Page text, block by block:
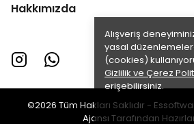
Alışveriş
yasal
(cookies)
Gizlilik ve Çerez
erişebilirsiniz.
Hakkımızda
©2026 Tüm Hakları Saklıdır -
Ajansı Tarafından